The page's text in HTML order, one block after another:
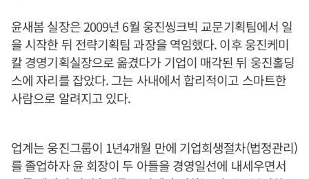
윤새봄 실장은 2009년 6월 웅진씽크빅 교문기획팀에서 일
을 시작한 뒤 전략기획팀 과장을 역임했다. 이후 웅진케미
칼 경영기획실장으로 옮겼다가 기업이 매각된 뒤 웅진홀딩
스에 자리를 잡았다. 그는 사내에서 합리적이고 스마트한
사람으로 알려지고 있다.
업계는 웅진그룹이 1년4개월 만에 기업회생절차(법정관리)
를 졸업하자 윤 회장이 두 아들을 경영일선에 내세우면서